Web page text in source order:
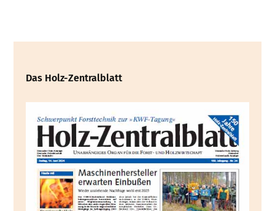
Das Holz-Zentralblatt